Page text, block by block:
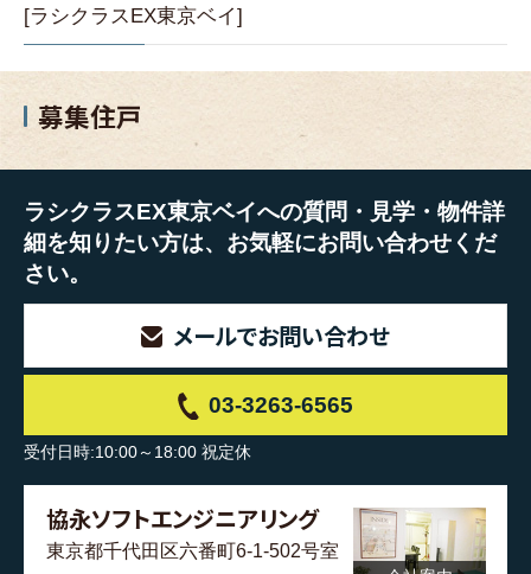
[ラシクラスEX東京ベイ]
募集住戸
ラシクラスEX東京ベイへの質問・見学・物件詳
細を知りたい方は、お気軽にお問い合わせくだ
さい。
メールでお問い合わせ
03-3263-6565
受付日時:10:00～18:00 祝定休
協永ソフトエンジニアリング
東京都千代田区六番町6-1-502号室